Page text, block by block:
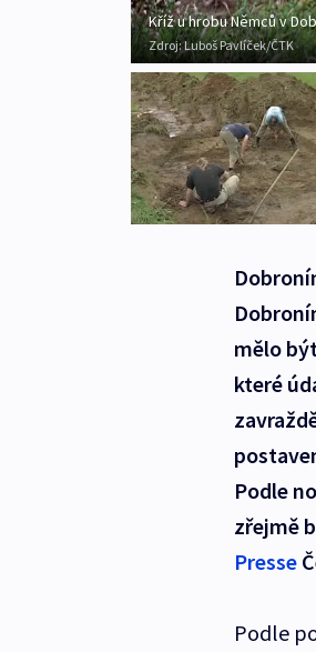
Kříž u hrobu Němců v
Zdroj:Luboš Pavlíček/ČTK
mělo
které
Podle
zřejmě
Presse
Podle